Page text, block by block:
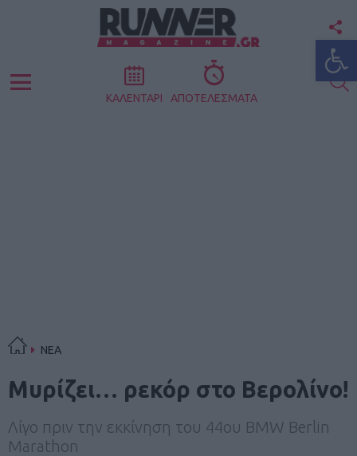
Menu ΚΑΛΕΝΤΑΡΙ ΑΠΟΤΕΛΕΣΜΑΤΑ
ΝΕΑ
Μυρίζει… ρεκόρ στο Βερολίνο!
Λίγο πριν την εκκίνηση του 44ου BMW Berlin
Marathon